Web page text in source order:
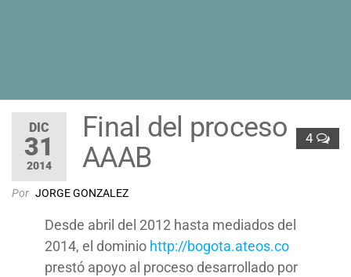
DIC
31
2014
4
Final del proceso
AAAB
Por JORGE GONZALEZ
Desde abril del 2012 hasta mediados del
2014, el dominio http://bogota.ateos.co
prestó apoyo al proceso desarrollado por